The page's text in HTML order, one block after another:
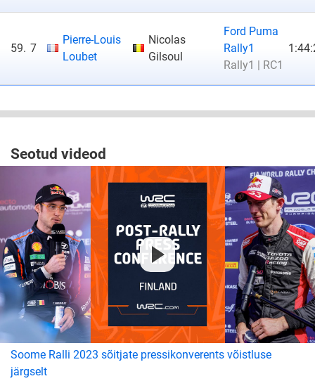
59. 7
Pierre-Louis
Loubet
Nicolas
Gilsoul
Ford Puma
Rally1
Rally1 | RC1
Seotud videod
Soome Ralli 2023 sõitjate pressikonverents võistluse
järgselt